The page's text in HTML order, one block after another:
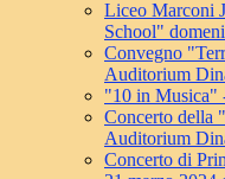
Liceo Marconi
School"
Convegno
Auditorium
"10 in Musica"
Concerto
Auditorium
Concerto di